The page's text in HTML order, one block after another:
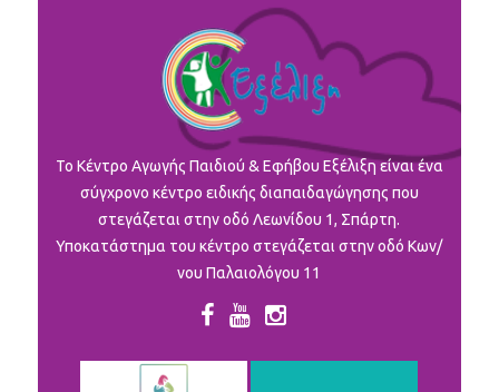
To Κέντρο Αγωγής Παιδιού & Εφήβου Εξέλιξη είναι ένα
σύγχρονο κέντρο ειδικής διαπαιδαγώγησης που
στεγάζεται στην οδό Λεωνίδου 1, Σπάρτη.
Υποκατάστημα του κέντρο στεγάζεται στην οδό Κων/
νου Παλαιολόγου 11